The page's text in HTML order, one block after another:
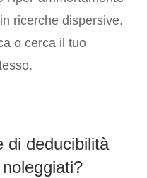
ricerche dispersive.
o cerca il tuo
di deducibilità